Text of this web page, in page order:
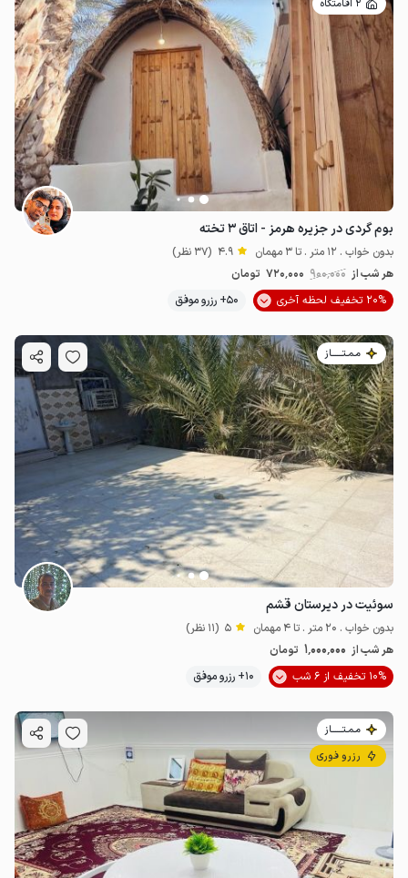
2 اقامتگاه
بوم گردی در جزیره هرمز - اتاق ۳ تخته
بدون خواب . 12 متر . تا 3 مهمان 4.9 (37 نظر)
هر شب از 900٬000 720٬000 تومان
20% تخفیف لحظه آخری
50+ رزرو موفق
مـمـتــــــاز
سوئیت در دیرستان قشم
بدون خواب . 20 متر . تا 4 مهمان 5 (11 نظر)
هر شب از 1٬000٬000 تومان
10% تخفیف از 6 شب
10+ رزرو موفق
مـمـتــــــاز
رزرو فوری